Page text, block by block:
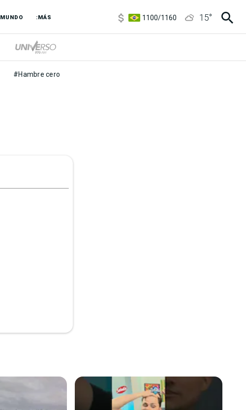
MUNDO :MÁS
1100/1160
15°
#Hambre cero